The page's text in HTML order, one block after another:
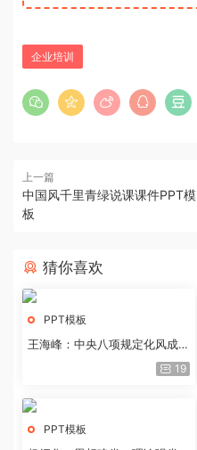
企业培训
上一篇
中国风千里青绿说课课件PPT模
板
猜你喜欢
PPT模板
王海峰：中央八项规定化风成俗
19
PPT模板